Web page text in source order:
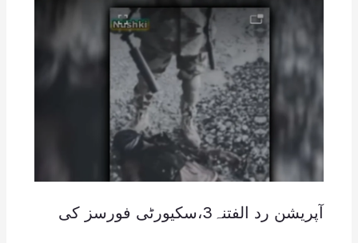
آپریشن رد الفتنہ3،سکیورٹی فورسز کی